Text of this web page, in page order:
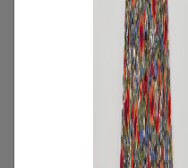
2026.07.16